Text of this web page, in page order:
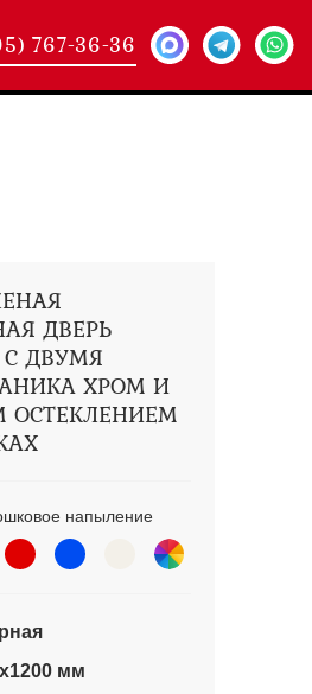
767-36-36
ДВЕРЬ
С ДВУМЯ
ХРОМ И
напыление
мм